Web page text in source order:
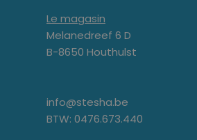
Le magasin
Melanedreef 6 D
B-8650 Houthulst
info@stesha.be
BTW: 0476.673.440